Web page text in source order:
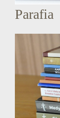
Parafia